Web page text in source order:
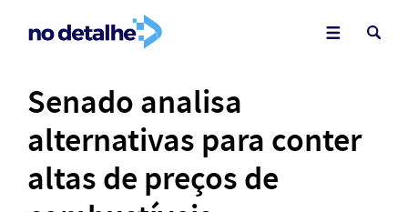
Senado analisa
alternativas para conter
altas de preços de